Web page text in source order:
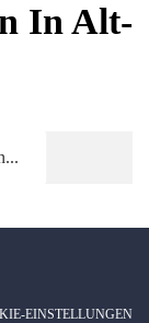
In Alt-
EINSTELLUNGEN